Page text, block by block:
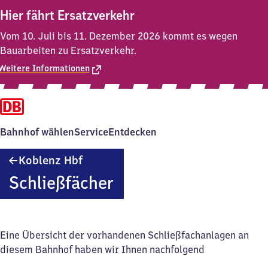
Hier fährt Ersatzverkehr
Vom 10. Juli bis 11. Dezember 2026 kommt es wegen
Bauarbeiten zu Ersatzverkehr.
Informationen
Bahnhof wählenServiceEntdecken
Koblenz HbfKoblenz
Schließfächer
Eine Übersicht der vorhandenen Schließfachanlagen an
diesem Bahnhof haben wir Ihnen nachfolgend